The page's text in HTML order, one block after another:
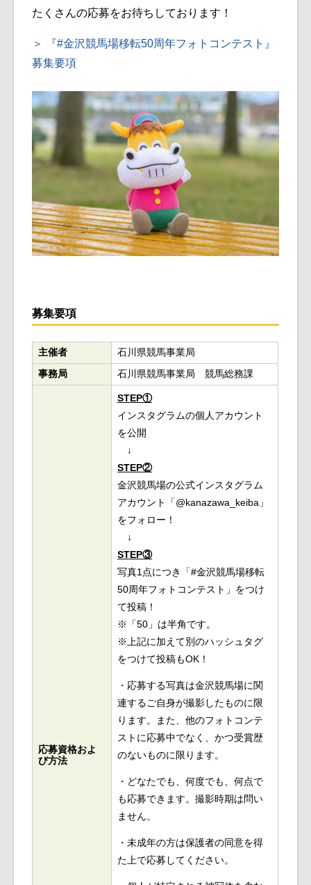
たくさんの応募をお待ちしております！
『#金沢競馬場移転50周年フォトコンテスト』
募集要項
募集要項
主催者
石川県競馬事業局
事務局
石川県競馬事業局 競馬総務課
応募資格およ
び方法
STEP①
インスタグラムの個人アカウント
を公開
↓
STEP②
金沢競馬場の公式インスタグラム
アカウント「@kanazawa_keiba」
をフォロー！
↓
STEP③
写真1点につき「#金沢競馬場移転
50周年フォトコンテスト」をつけ
て投稿！
※「50」は半角です。
※上記に加えて別のハッシュタグ
をつけて投稿もOK！
・応募する写真は金沢競馬場に関
連するご自身が撮影したものに限
ります。また、他のフォトコンテ
ストに応募中でなく、かつ受賞歴
のないものに限ります。
・どなたでも、何度でも、何点で
も応募できます。撮影時期は問い
ません。
・未成年の方は保護者の同意を得
た上で応募してください。